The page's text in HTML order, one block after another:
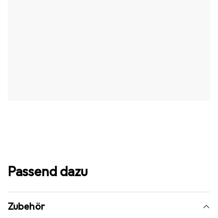
Passend dazu
Zubehör